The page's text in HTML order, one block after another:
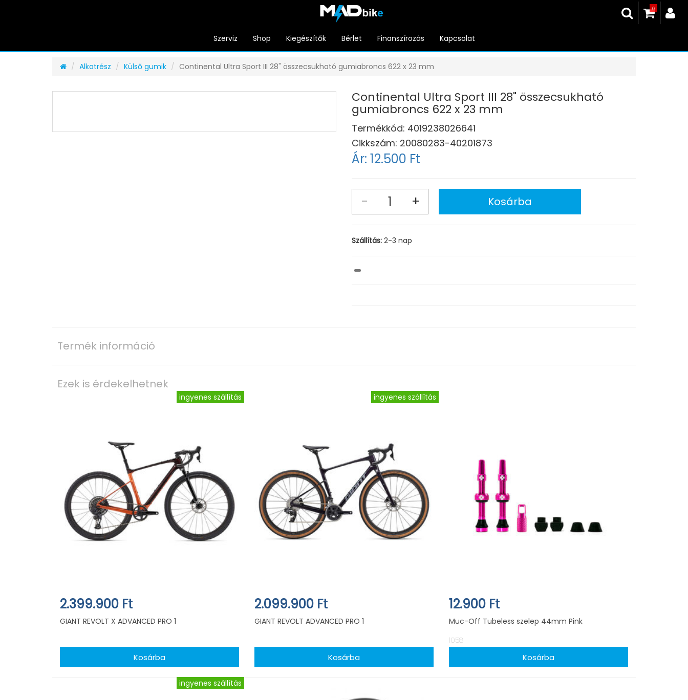
0
Szerviz Shop Kiegészítők Bérlet Finanszírozás Kapcsolat
Alkatrész Külső gumik Continental Ultra Sport III 28" összecsukható gumiabroncs 622 x 23 mm
Continental Ultra Sport III 28" összecsukható
gumiabroncs 622 x 23 mm
Termékkód: 4019238026641
Cikkszám: 20080283-40201873
Ár: 12.500 Ft
Szállítás: 2-3 nap
Termék információ
Ezek is érdekelhetnek
ingyenes szállítás
2.399.900 Ft
GIANT REVOLT X ADVANCED PRO 1
ingyenes szállítás
2.099.900 Ft
GIANT REVOLT ADVANCED PRO 1
12.900 Ft
Muc-Off Tubeless szelep 44mm Pink
1058
ingyenes szállítás